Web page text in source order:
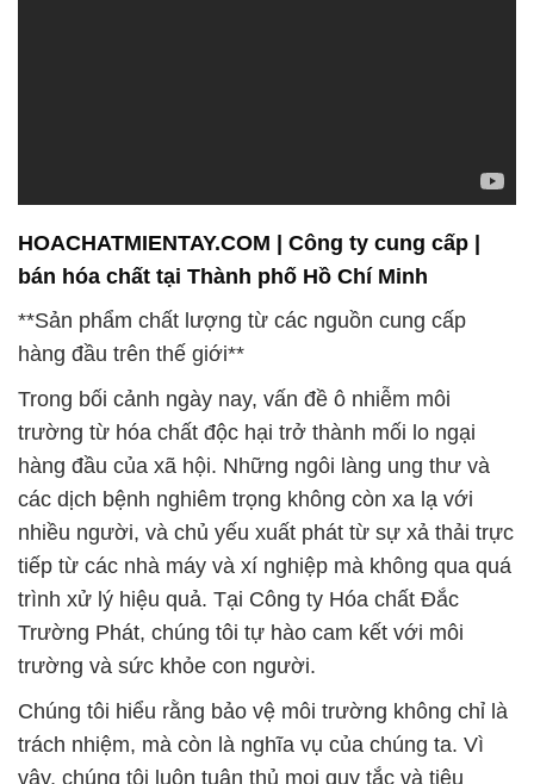
hàng đầu trên thế giới**
Trong bối cảnh ngày nay, vấn đề ô nhiễm môi
trường từ hóa chất độc hại trở thành mối lo ngại
hàng đầu của xã hội. Những ngôi làng ung thư và
các dịch bệnh nghiêm trọng không còn xa lạ với
nhiều người, và chủ yếu xuất phát từ sự xả thải trực
tiếp từ các nhà máy và xí nghiệp mà không qua quá
trình xử lý hiệu quả. Tại Công ty Hóa chất Đắc
Trường Phát, chúng tôi tự hào cam kết với môi
trường và sức khỏe con người.
Chúng tôi hiểu rằng bảo vệ môi trường không chỉ là
trách nhiệm, mà còn là nghĩa vụ của chúng ta. Vì
vậy, chúng tôi luôn tuân thủ mọi quy tắc và tiêu
chuẩn an toàn nghiêm ngặt trong quá trình sản xuất
và cung cấp các sản phẩm hóa chất. Chúng tôi đặt
ra mục tiêu chắc chắn rằng sản phẩm của chúng tôi
không chỉ đáp ứng được nhu cầu của khách hàng,